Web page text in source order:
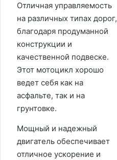
Отличная управляемость
на различных типах дорог,
благодаря продуманной
конструкции и
качественной подвеске.
Этот мотоцикл хорошо
ведет себя как на
асфальте, так и на
грунтовке.
Мощный и надежный
двигатель обеспечивает
отличное ускорение и